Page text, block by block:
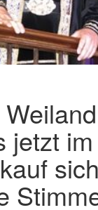
jetzt im